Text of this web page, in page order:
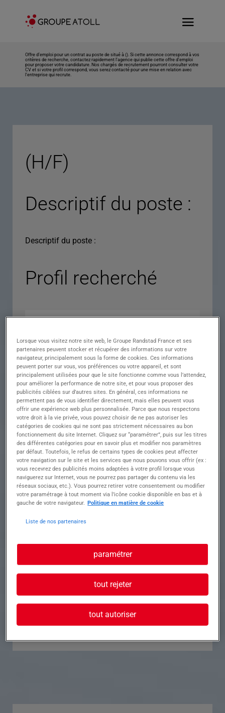
Offre d’emploi pour un contrat au poste de situé à (). Si cette annonce correspond à vos
critères de recherche, contactez rapidement l’agence qui publie cette offre d’emploi
pour proposer votre candidature. Nos chargés de recrutement pourront consulter votre
CV et si votre profil correspond, vous serez contacté pour une mise en relation avec
l’entreprise qui recrute.
(H/F)
Descriptif du poste :
Descriptif du poste :
Profil recherché
Expérience
Salaire
Contrat
Ville
()
Référence Annonce n°
Contact
Tél.
Postuler à cette offre
Lorsque vous visitez notre site web, le Groupe Randstad France et ses
partenaires peuvent stocker et récupérer des informations sur votre
navigateur, principalement sous la forme de cookies. Ces informations
peuvent porter sur vous, vos préférences ou votre appareil, et sont
principalement utilisées pour que le site fonctionne comme vous l’attendez,
pour améliorer la performance de notre site, et pour vous proposer des
publicités ciblées sur d’autres sites. En général, ces informations ne
permettent pas de vous identifier directement, mais elles peuvent vous
offrir une expérience web plus personnalisée. Parce que nous respectons
votre droit à la vie privée, vous pouvez choisir de ne pas autoriser les
catégories de cookies qui ne sont pas strictement nécessaires au bon
fonctionnement du site Internet. Cliquez sur “paramétrer”, puis sur les titres
des différentes catégories pour en savoir plus et modifier nos paramètres
par défaut. Toutefois, le refus de certains types de cookies peut affecter
votre navigation sur le site et les services que nous pouvons vous offrir (ex :
vous recevrez des publicités moins adaptées à votre profil lorsque vous
naviguerez sur Internet, vous ne pourrez pas partager du contenu via les
réseaux sociaux, etc.). Vous pourrez retirer votre consentement ou modifier
votre paramétrage à tout moment via l’icône cookie disponible en bas et à
gauche de votre navigateur. Politique en matière de cookie
Liste de nos partenaires
paramétrer
tout rejeter
tout autoriser